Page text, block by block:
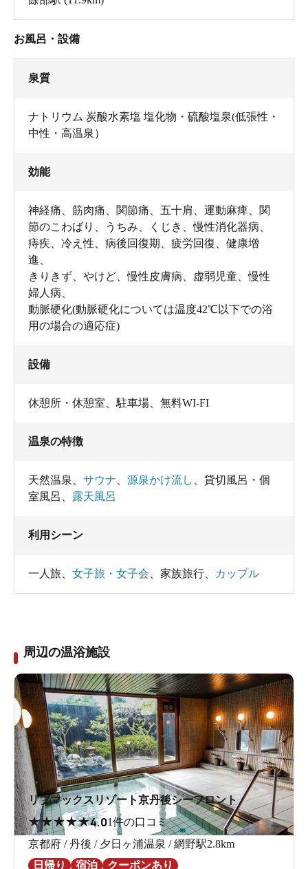
お風呂・設備
泉質
ナトリウム 炭酸水素塩 塩化物・硫酸塩泉(低張性・
中性・高温泉）
効能
神経痛、筋肉痛、関節痛、五十肩、運動麻痺、関
節のこわばり、うちみ、くじき、慢性消化器病、
痔疾、冷え性、病後回復期、疲労回復、健康增
進、
きりきず、やけど、慢性皮膚病、虚弱児童、慢性
婦人病、
動脈硬化(動脈硬化については温度42℃以下での浴
用の場合の適応症)
設備
休憩所・休憩室 駐車場 無料WI-FI
温泉の特徴
天然温泉 サウナ 源泉かけ流し
貸切風呂・個
室風呂
露天風呂
利用シーン
一人旅 女子旅・女子会 家族旅行 カップル
周辺の温浴施設
リブマックスリゾート京丹後シーフロント
★★★★★4.01件の口コミ
京都府 / 丹後 / 夕日ヶ浦温泉 / 網野駅2.8km
日帰り
宿泊 クーポンあり